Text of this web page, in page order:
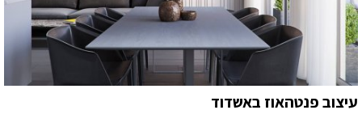
עיצוב פנטהאוז באשדוד